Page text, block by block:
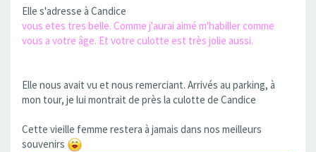
Elle s'adresse à Candice
vous etes tres belle. Comme j'aurai aimé m'habiller comme
vous a votre âge. Et votre culotte est très jolie aussi.
Elle nous avait vu et nous remerciant. Arrivés au parking, à
mon tour, je lui montrait de près la culotte de Candice
Cette vieille femme restera à jamais dans nos meilleurs
souvenirs